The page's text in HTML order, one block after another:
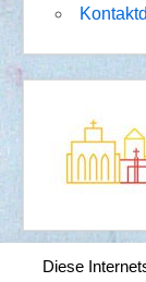
Diese